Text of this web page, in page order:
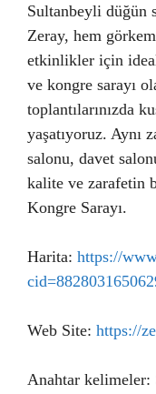
Sultanbeyli düğün
Zeray, hem
etkinlikler için
ve kongre sarayı
toplantılarınızda
yaşatıyoruz. Aynı
salonu, davet
kalite ve zarafetin
Kongre Sarayı.
Harita: https://
Web Site: https://
Anahtar kelimeler: